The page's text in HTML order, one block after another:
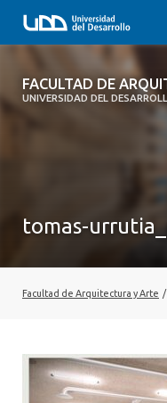
FACULTAD DE
UNIVERSIDAD DEL
FACULTAD DE
VINCULACIÓN CON EL
tomas-
Facultad de Arquitectura y Arte /